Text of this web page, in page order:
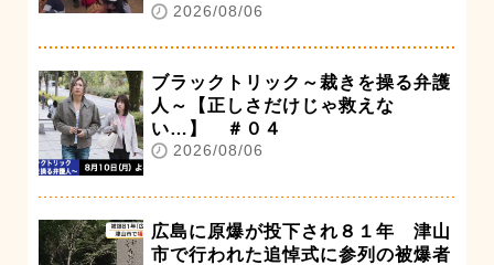
2026/08/06
ブラックトリック～裁きを操る弁護
人～【正しさだけじゃ救えな
い…】 ＃０４
2026/08/06
広島に原爆が投下され８１年 津山
市で行われた追悼式に参列の被爆者